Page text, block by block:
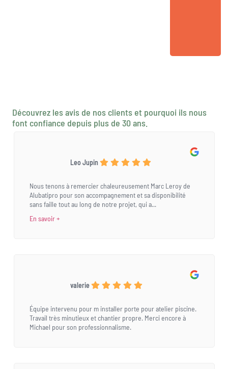
Découvrez les avis de nos clients et pourquoi ils nous
font confiance depuis plus de 30 ans.
Leo Jupin
Nous tenons à remercier chaleureusement Marc Leroy de
Alubatipro pour son accompagnement et sa disponibilité
sans faille tout au long de notre projet, qui a...
En savoir +
valerie
Équipe intervenu pour m installer porte pour atelier piscine.
Travail très minutieux et chantier propre. Merci encore à
Michael pour son professionnalisme.